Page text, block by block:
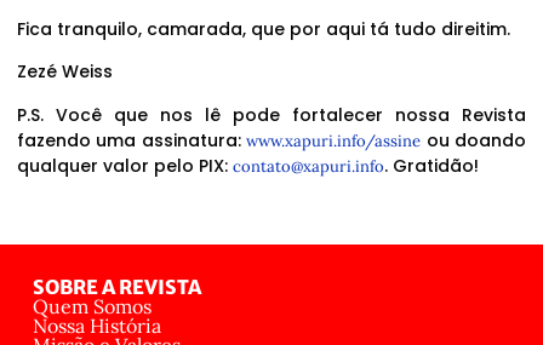
Fica tranquilo, camarada, que por aqui tá tudo direitim.
Zezé Weiss
P.S. Você que nos lê pode fortalecer nossa Revista
fazendo uma assinatura:www.xapuri.info/assine ou doando
qualquer valor pelo PIX: contato@xapuri.info. Gratidão!
SOBRE A REVISTA
Quem Somos
Nossa História